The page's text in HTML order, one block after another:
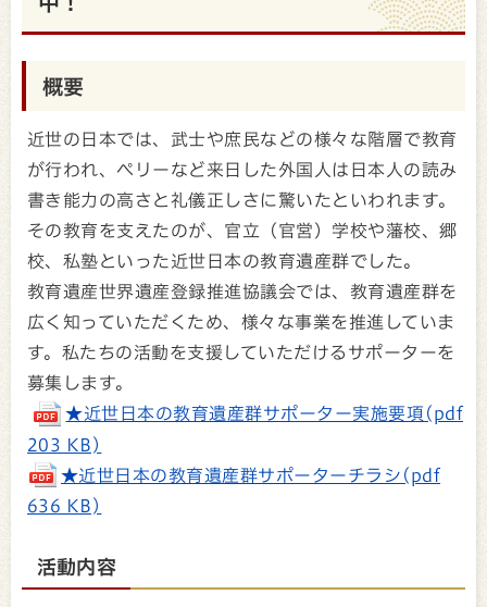
概要
近世の日本では、武士や庶民などの様々な階層で教育
が行われ、ペリーなど来日した外国人は日本人の読み
書き能力の高さと礼儀正しさに驚いたといわれます。
その教育を支えたのが、官立（官営）学校や藩校、郷
校、私塾といった近世日本の教育遺産群でした。
教育遺産世界遺産登録推進協議会では、教育遺産群を
広く知っていただくため、様々な事業を推進していま
す。私たちの活動を支援していただけるサポーターを
募集します。
★近世日本の教育遺産群サポーター実施要項(pdf
203 KB)
★近世日本の教育遺産群サポーターチラシ(pdf
636 KB)
活動内容